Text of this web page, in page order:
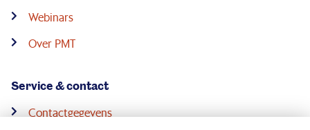
Webinars
Over PMT
Service & contact
Contactgegevens